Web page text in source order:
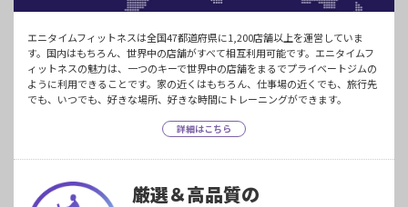
エニタイムフィットネスは全国47都道府県に1,200店舗以上を運営していま
す。国内はもちろん、世界中の店舗がすべて相互利用可能です。エニタイムフ
ィットネスの魅力は、一つのキーで世界中の店舗をまるでプライベートジムの
ように利用できることです。家の近くはもちろん、仕事場の近くでも、旅行先
でも、いつでも、好きな場所、好きな時間にトレーニングができます。
詳細はこちら
厳選＆高品質の